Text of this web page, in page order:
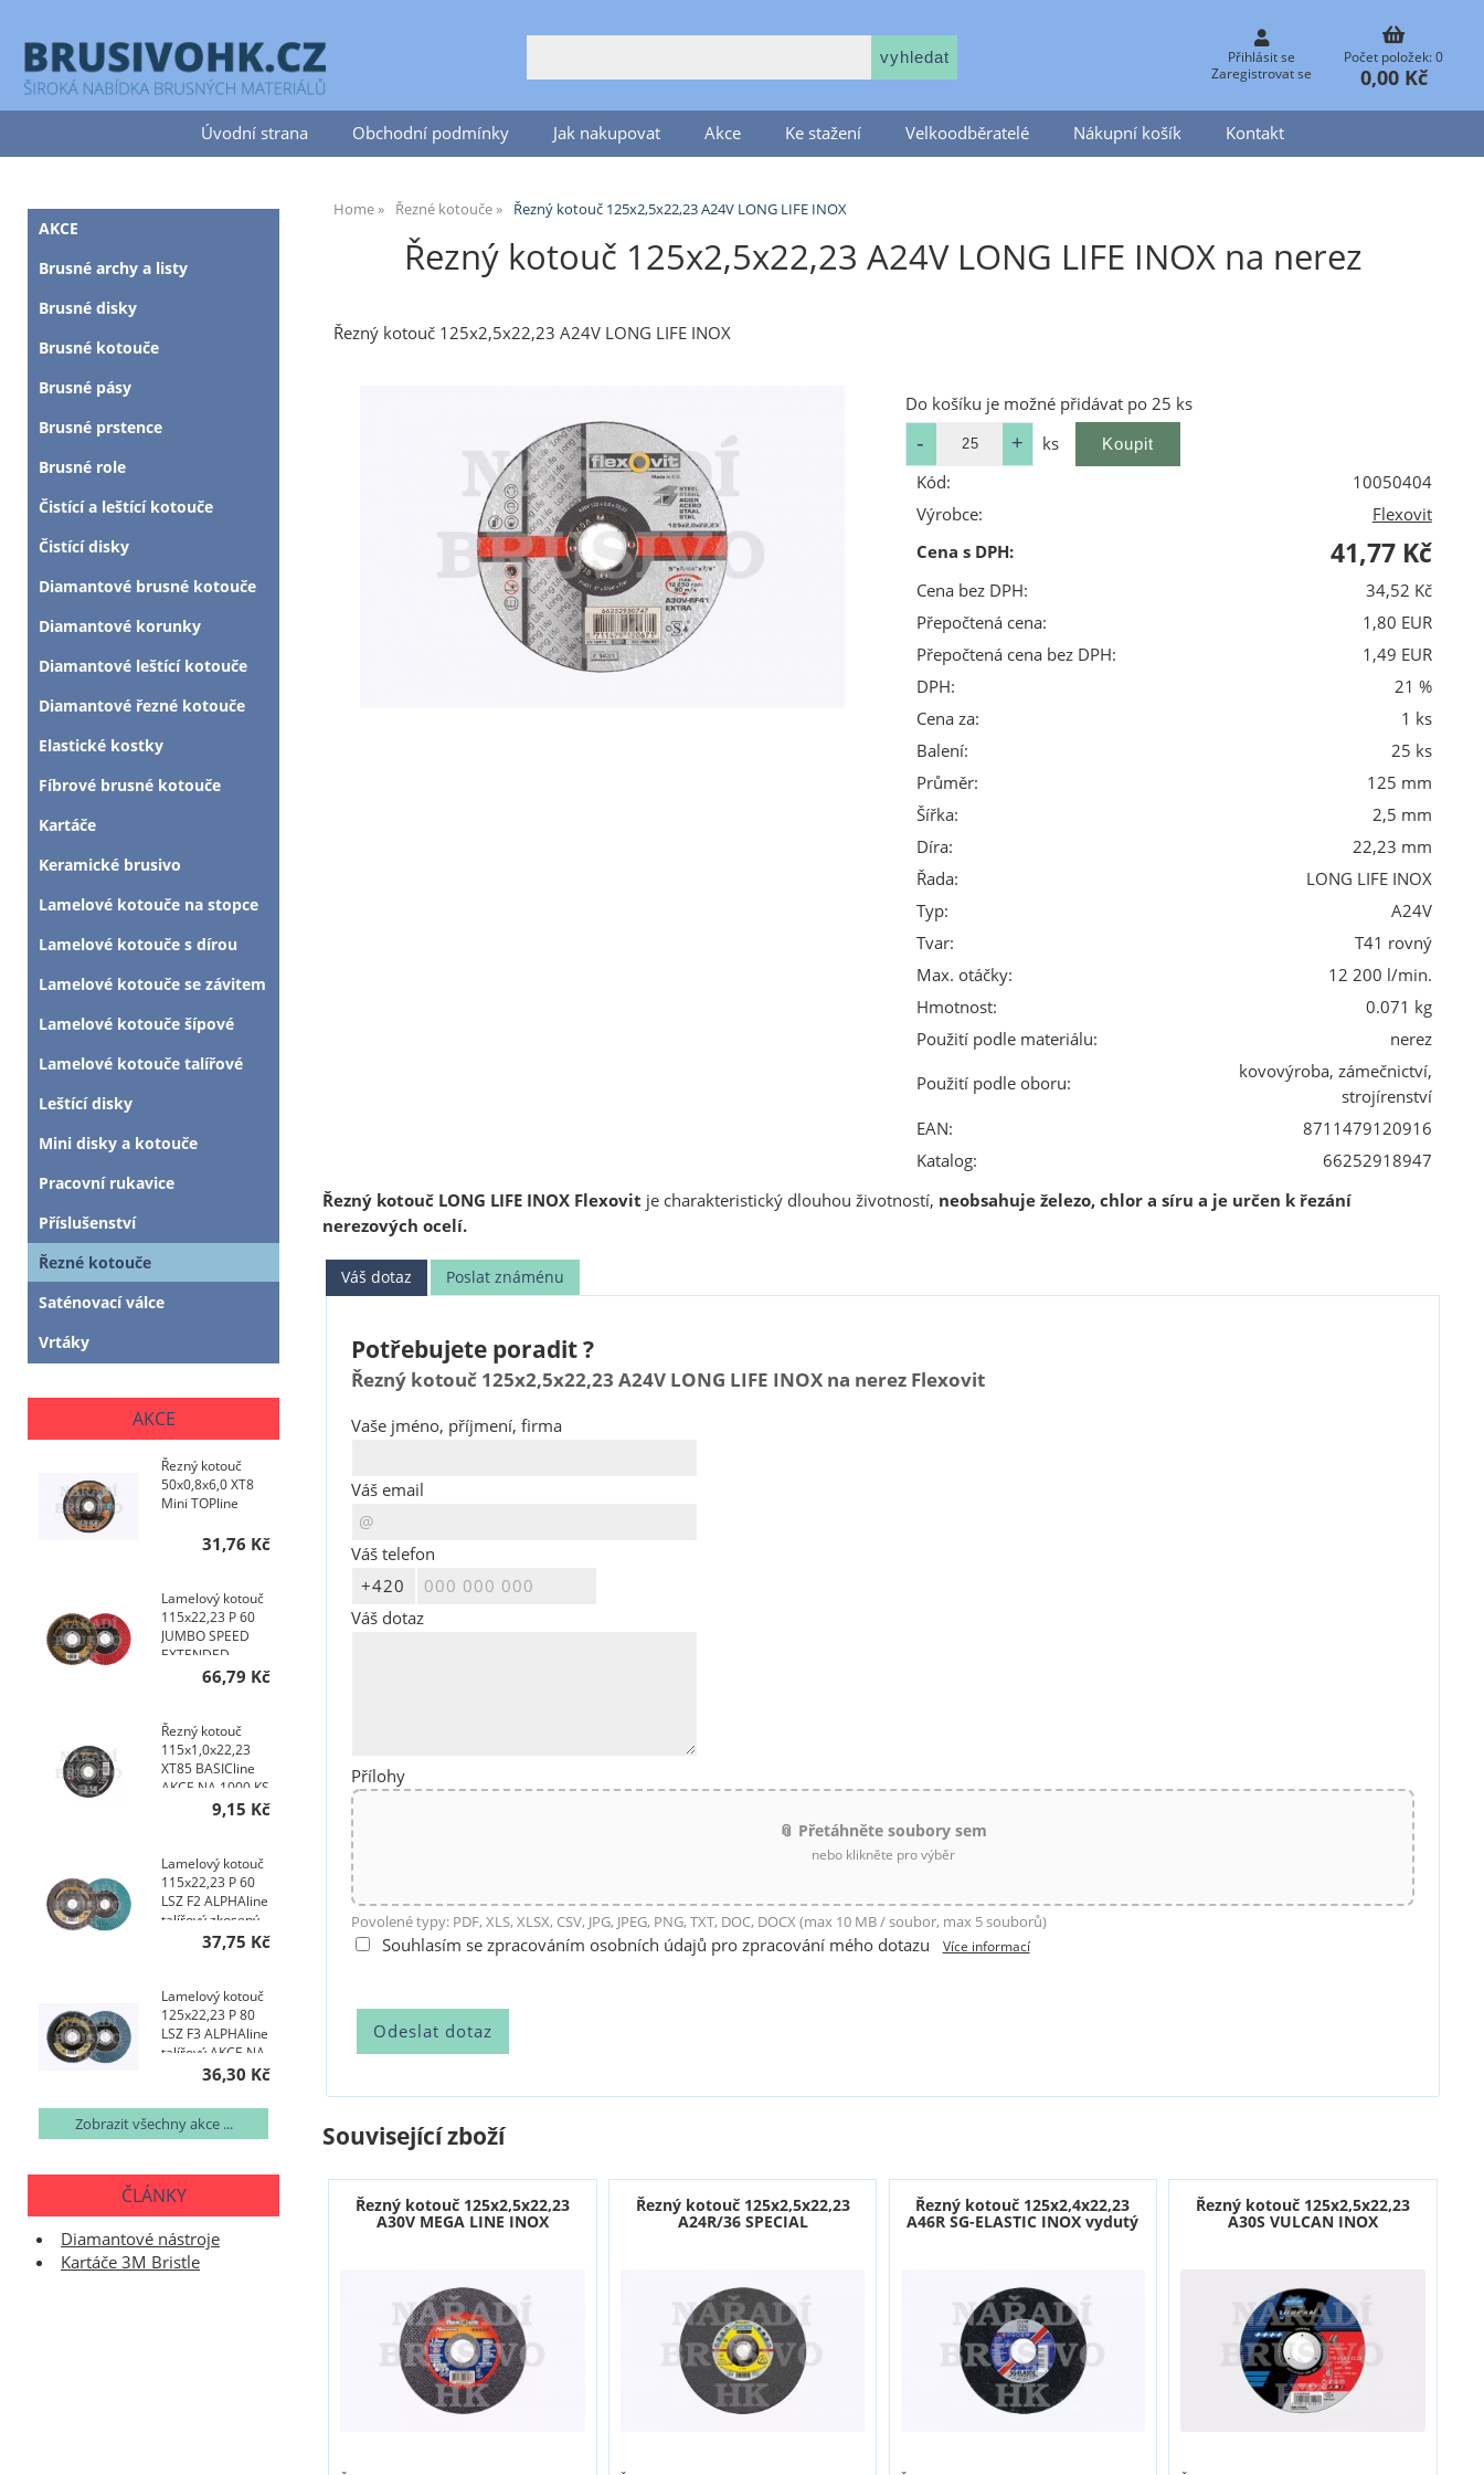
Přihlásit se
Zaregistrovat se
Počet položek: 0
0,00 Kč
Úvodní strana Obchodní podmínky Jak nakupovat Akce Ke stažení Velkoodběratelé Nákupní košík Kontakt
Home Řezné kotouče Řezný kotouč 125x2,5x22,23 A24V LONG LIFE INOX
Řezný kotouč 125x2,5x22,23 A24V LONG LIFE INOX na nerez
Řezný kotouč 125x2,5x22,23 A24V LONG LIFE INOX
Do košíku je možné přidávat po 25 ks
ks
Kód:
10050404
Výrobce:
Flexovit
Cena s DPH:
41,77 Kč
Cena bez DPH:
34,52 Kč
Přepočtená cena:
1,80 EUR
Přepočtená cena bez DPH:
1,49 EUR
DPH:
21 %
Cena za:
1 ks
Balení:
25 ks
Průměr:
125 mm
Šířka:
2,5 mm
Díra:
22,23 mm
Řada:
LONG LIFE INOX
Typ:
A24V
Tvar:
T41 rovný
Max. otáčky:
12 200 l/min.
Hmotnost:
0.071 kg
Použití podle materiálu:
nerez
Použití podle oboru:
kovovýroba, zámečnictví,
strojírenství
EAN:
8711479120916
Katalog:
66252918947
Řezný kotouč LONG LIFE INOX Flexovit je charakteristický dlouhou životností, neobsahuje železo, chlor a síru a je určen k řezání
nerezových ocelí.
Váš dotaz Poslat známénu
Potřebujete poradit ?
Řezný kotouč 125x2,5x22,23 A24V LONG LIFE INOX na nerez Flexovit
Vaše jméno, příjmení, firma
Váš email
Váš telefon
Váš dotaz
Přílohy
📎 Přetáhněte soubory sem
nebo klikněte pro výběr
Povolené typy: PDF, XLS, XLSX, CSV, JPG, JPEG, PNG, TXT, DOC, DOCX (max 10 MB / soubor, max 5 souborů)
Souhlasím se zpracováním osobních údajů pro zpracování mého dotazu Více informací
Související zboží
Řezný kotouč 125x2,5x22,23
A30V MEGA LINE INOX
Řezný kotouč 125x2,5x22,23
A24R/36 SPECIAL
Řezný kotouč 125x2,4x22,23
A46R SG-ELASTIC INOX vydutý
Řezný kotouč 125x2,5x22,23
A30S VULCAN INOX
AKCE
Brusné archy a listy
Brusné disky
Brusné kotouče
Brusné pásy
Brusné prstence
Brusné role
Čistící a leštící kotouče
Čistící disky
Diamantové brusné kotouče
Diamantové korunky
Diamantové leštící kotouče
Diamantové řezné kotouče
Elastické kostky
Fíbrové brusné kotouče
Kartáče
Keramické brusivo
Lamelové kotouče na stopce
Lamelové kotouče s dírou
Lamelové kotouče se závitem
Lamelové kotouče šípové
Lamelové kotouče talířové
Leštící disky
Mini disky a kotouče
Pracovní rukavice
Příslušenství
Řezné kotouče
Saténovací válce
Vrtáky
AKCE
Řezný kotouč
50x0,8x6,0 XT8
Mini TOPline
31,76 Kč
Lamelový kotouč
115x22,23 P 60
JUMBO SPEED
EXTENDED
TOPline talířový
66,79 Kč
Řezný kotouč
115x1,0x22,23
XT85 BASICline
AKCE NA 1000 KS
9,15 Kč
Lamelový kotouč
115x22,23 P 60
LSZ F2 ALPHAline
talířový zkosený
AKCE NA 400 KS
37,75 Kč
Lamelový kotouč
125x22,23 P 80
LSZ F3 ALPHAline
talířový AKCE NA
400 KS36,30 Kč
Zobrazit všechny akce ...
ČLÁNKY
Diamantové nástroje
Kartáče 3M Bristle